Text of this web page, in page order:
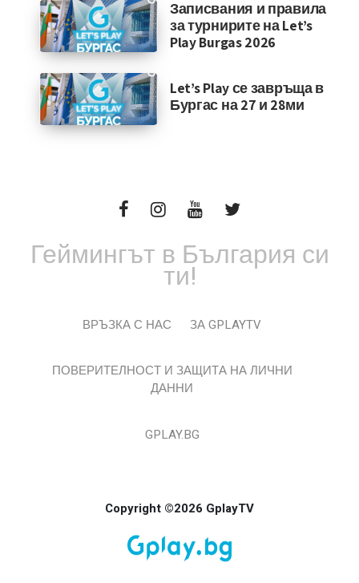
Записвания и правила
за турнирите на Let’s
Play Burgas 2026
Let’s Play се завръща в
Бургас на 27 и 28ми
Геймингът в България си
ти!
ВРЪЗКА С НАС ЗА GPLAYTV
ПОВЕРИТЕЛНОСТ И ЗАЩИТА НА ЛИЧНИ
ДАННИ
GPLAY.BG
Copyright ©2026 GplayTV